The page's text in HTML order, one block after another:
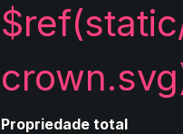
Propriedade total